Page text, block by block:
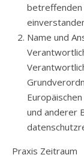
betreffenden
Name und
und anderer
Praxis Zeitraum